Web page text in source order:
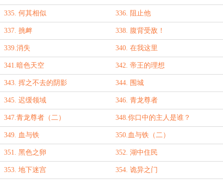
335. 何其相似 336. 阻止他
337. 挑衅 338. 腹背受敌！
339.消失 340. 在我这里
341.暗色天空 342. 帝王的理想
343. 挥之不去的阴影 344. 围城
345. 迟缓领域 346. 青龙尊者
347.青龙尊者（二） 348.你口中的主人是谁？
349. 血与铁 350.血与铁（二）
351. 黑色之卵 352. 湖中住民
353. 地下迷宫 354. 诡异之门